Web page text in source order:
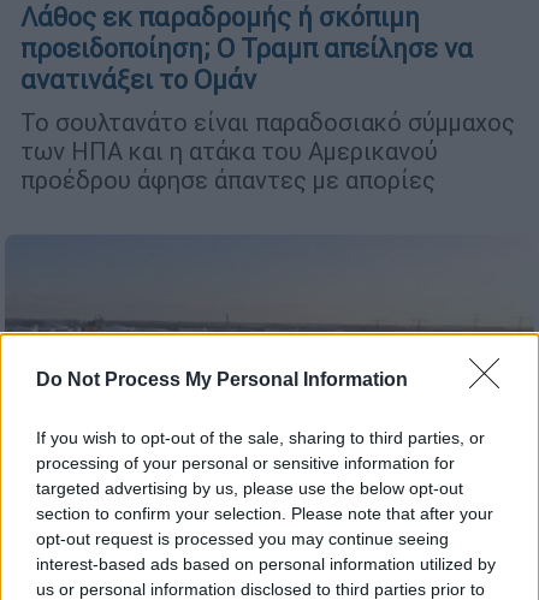
Do Not Process My Personal Information
If you wish to opt-out of the sale, sharing to third parties, or
processing of your personal or sensitive information for
targeted advertising by us, please use the below opt-out
section to confirm your selection. Please note that after your
opt-out request is processed you may continue seeing
interest-based ads based on personal information utilized by
us or personal information disclosed to third parties prior to
Λάθος εκ παραδρομής ή σκόπιμη
προειδοποίηση; Ο Τραμπ απείλησε να
ανατινάξει το Ομάν
Το σουλτανάτο είναι παραδοσιακό σύμμαχος
των ΗΠΑ και η ατάκα του Αμερικανού
προέδρου άφησε άπαντες με απορίες